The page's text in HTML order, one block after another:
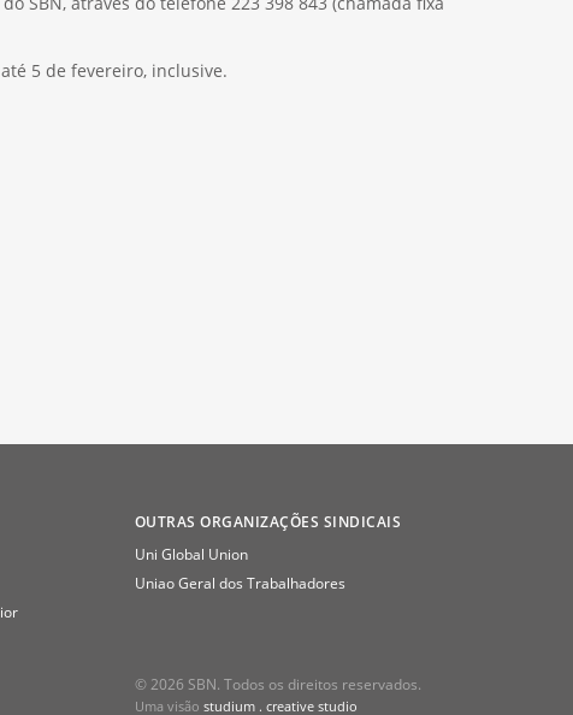
5 de fevereiro, inclusive.
OUTRAS ORGANIZAÇÕES SINDICAIS
Uni Global Union
Uniao Geral dos Trabalhadores
© 2026 SBN. Todos os direitos reservados.
Uma visão studium . creative studio